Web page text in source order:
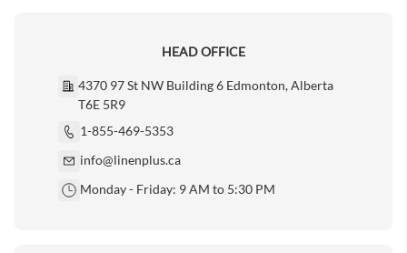
HEAD OFFICE
4370 97 St NW Building 6 Edmonton, Alberta
T6E 5R9
1-855-469-5353
info@linenplus.ca
Monday - Friday: 9 AM to 5:30 PM